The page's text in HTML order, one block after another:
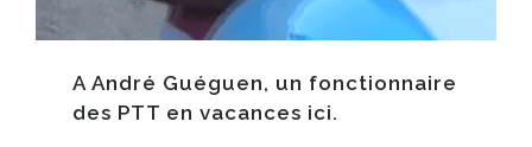
AAndré Guéguen, un fonctionnaire
des PTT en vacances ici.